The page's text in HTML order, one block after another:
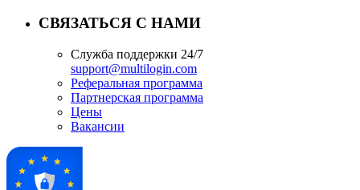
СВЯЗАТЬСЯ С НАМИ
Служба поддержки 24/7
support@multilogin.com
Реферальная программа
Партнерская программа
Цены
Вакансии